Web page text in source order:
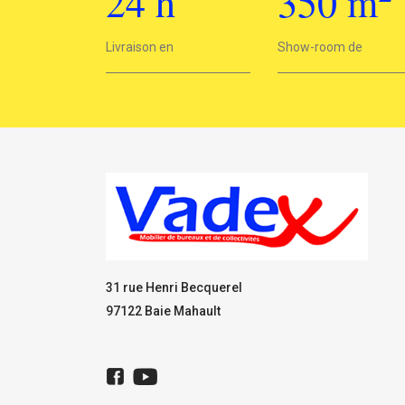
Livraison en Show-room de
31 rue Henri Becquerel
97122 Baie Mahault